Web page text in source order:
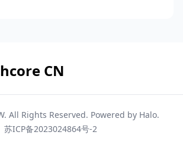
CN
. All Rights Reserved. Powered by Halo.
苏ICP备2023024864号-2